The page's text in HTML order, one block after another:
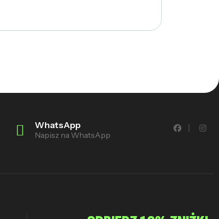
WhatsApp
Napisz na WhatsApp